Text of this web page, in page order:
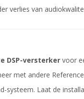
verlies van
DSP-versterker voor
met andere
systeem. Laat de